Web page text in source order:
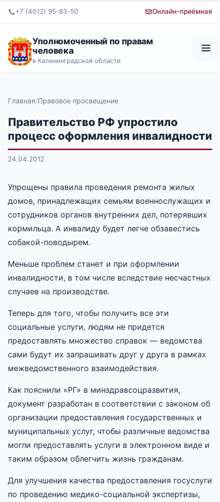
+7 (4012) 95-83-50 Онлайн-приёмная
Уполномоченный по правам
человека
в Калининградской области
Главная Правовое просвещение
Правительство РФ упростило
процесс оформления инвалидности
24.04.2012
Упрощены правила проведения ремонта жилых
домов, принадлежащих семьям военнослужащих и
сотрудников органов внутренних дел, потерявших
кормильца. А инвалиду будет легче обзавестись
собакой-поводырем.
Меньше проблем станет и при оформлении
инвалидности, в том числе вследствие несчастных
случаев на производстве.
Теперь для того, чтобы получить все эти
социальные услуги, людям не придется
предоставлять множество справок — ведомства
сами будут их запрашивать друг у друга в рамках
межведомственного взаимодействия.
Как пояснили «РГ» в минздравсоцразвития,
документ разработан в соответствии с законом об
организации предоставления государственных и
муниципальных услуг, чтобы различные ведомства
могли предоставлять услуги в электронном виде и
таким образом облегчить жизнь гражданам.
Для улучшения качества предоставления госуслуги
по проведению медико-социальной экспертизы,